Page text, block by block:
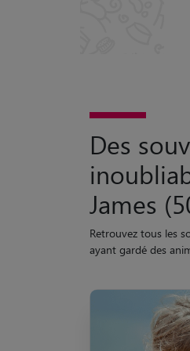
Des
James
Retrouvez tous les